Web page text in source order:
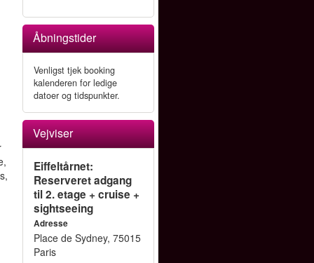
Åbningstider
Venligst tjek booking
kalenderen for ledige
datoer og tidspunkter.
Vejviser
Eiffeltårnet:
Reserveret adgang
til 2. etage + cruise +
sightseeing
Adresse
Place de Sydney, 75015
Paris